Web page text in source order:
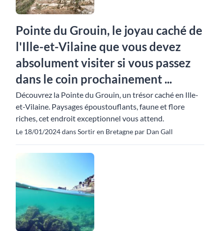
Pointe du Grouin, le joyau caché de
l'Ille-et-Vilaine que vous devez
absolument visiter si vous passez
dans le coin prochainement ...
Découvrez la Pointe du Grouin, un trésor caché en Ille-
et-Vilaine. Paysages époustouflants, faune et flore
riches, cet endroit exceptionnel vous attend.
Le 18/01/2024 dans Sortir en Bretagne par Dan Gall